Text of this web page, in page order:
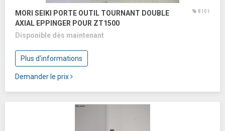
MORI SEIKI PORTE OUTIL TOURNANT DOUBLE
AXIAL EPPINGER POUR ZT1500
8101
Disponible dès maintenant
Plus d'informations
Demander le prix